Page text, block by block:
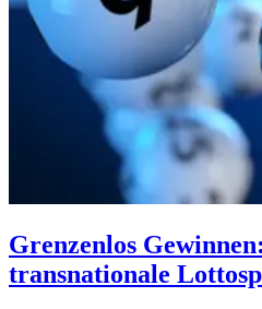
Grenzenlos
transnationale